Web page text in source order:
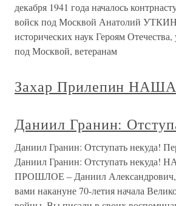
декабря 1941 года началось
войск под Москвой Анатолий
исторических наук Героям
под Москвой, ветеранам
Захар Прилепин
Даниил Гранин:
Даниил Гранин: Отступать некуда!
Даниил Гранин: Отступать
ПРОШЛОЕ – Даниил Александрович,
вами накануне 70-летия начала